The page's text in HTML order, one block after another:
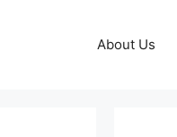
About Us